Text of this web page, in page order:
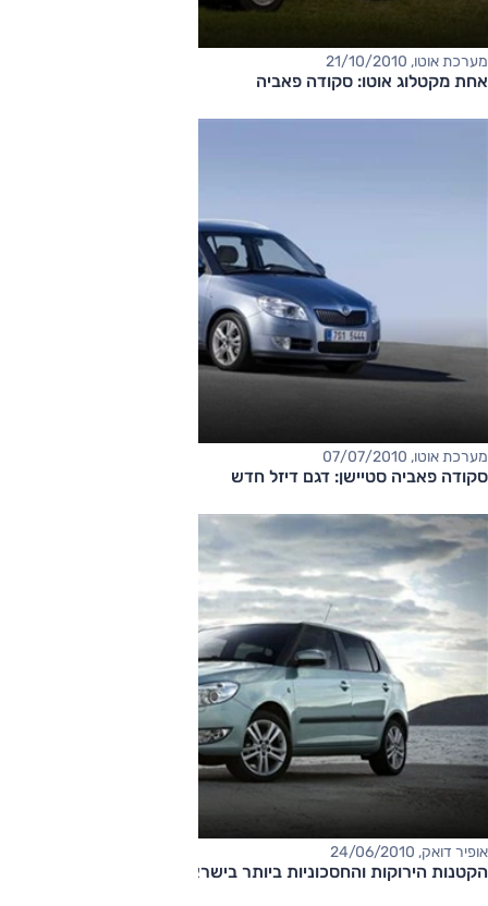
מערכת אוטו, 21/10/2010
אחת מקטלוג אוטו: סקודה פאביה
מערכת אוטו, 07/07/2010
סקודה פאביה סטיישן: דגם דיזל חדש
אופיר דואק, 24/06/2010
הקטנות הירוקות והחסכוניות ביותר בישראל